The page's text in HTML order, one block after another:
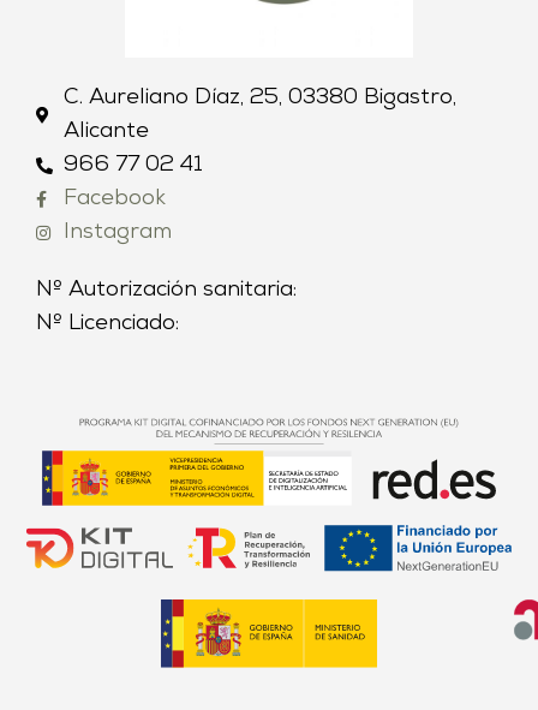
C. Aureliano Díaz, 25, 03380 Bigastro,
Alicante
966 77 02 41
Facebook
Instagram
Nº Autorización sanitaria:
Nº Licenciado: